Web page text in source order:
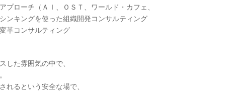
ローチ（ＡＩ、ＯＳＴ、ワールド・カフェ、
ンキングを使った組織開発コンサルティング
革コンサルティング
した雰囲気の中で、
れるという安全な場で、